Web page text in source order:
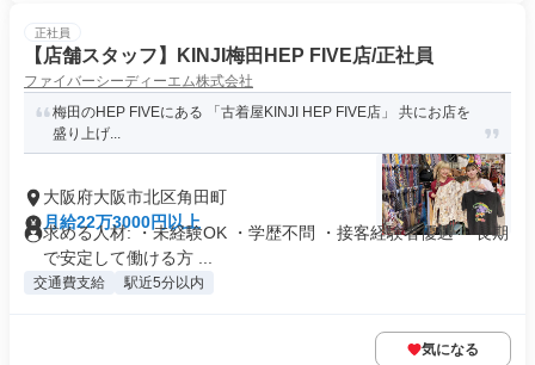
正社員
【店舗スタッフ】KINJI梅田HEP FIVE店/正社員
ファイバーシーディーエム株式会社
梅田のHEP FIVEにある 「古着屋KINJI HEP FIVE店」 共にお店を
盛り上げ...
大阪府大阪市北区角田町
月給22万3000円以上
求める人材: ・未経験OK ・学歴不問 ・接客経験者優遇 ・長期
で安定して働ける方 ...
交通費支給 駅近5分以内
気になる